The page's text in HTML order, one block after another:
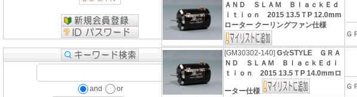
and or
ＡＮＤ ＳＬＡＭ ＢｌａｃｋＥｄ
ｉｔｉｏｎ 2015 13.5ＴP 12.0mm
ローター クーリングファン仕様
Ｇ
[GM30302-140] G☆STYLE ＧＲＡ
ＮＤ ＳＬＡＭ ＢｌａｃｋＥｄｉ
ｔｉｏｎ 2015 13.5ＴP 14.0mmロ
ーター仕様
Ｇ